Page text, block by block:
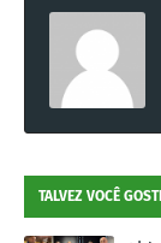
TALVEZ VOCÊ